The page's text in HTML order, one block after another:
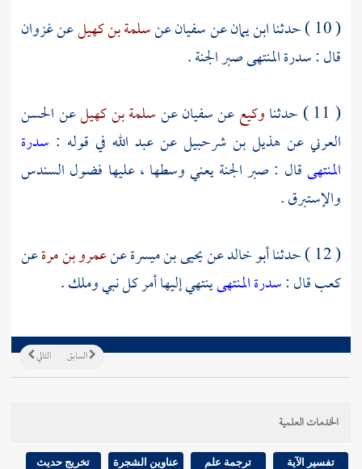
( 10 ) حدثنا
ابن يمانعنسفيانعنسلمة بن كهيلعنغزوان
قال : سدرة المنتهى صبر الجنة .
( 11 ) حدثنا
وكيععنسفيانعنسلمة بن كهيلعنالحسن
العرنيعنهذيل بن شرحبيل عن عبد الله في قوله : سدرة
المنتهىقال : صبر الجنة يعني وسطها ، عليها فضول السندس
والإستبرق .
( 12 ) حدثنا
أبو خالدعنيحيى بن ميسرةعنعمرو بن مرةعن
كعبقال :سدرة المنتهىينتهي إليها أمر كل نبي وملك .
التالي السابق
الخدمات العلمية
تفسير الآية ترجمة علم عناوين الشجرة تخريج حديث